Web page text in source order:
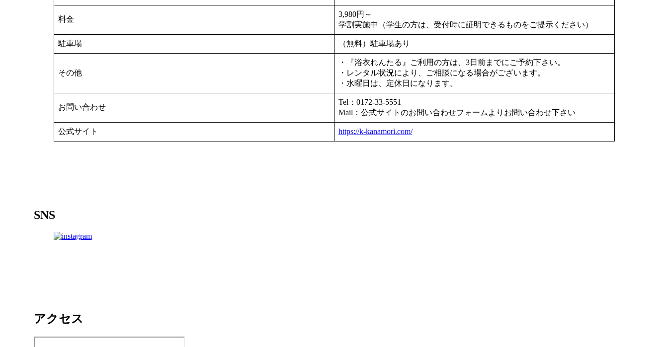
料金
3,980円～
学割実施中（学生の方は、受付時に証明できるものをご提示ください）
駐車場 （無料）駐車場あり
その他
・『浴衣れんたる』ご利用の方は、3日前までにご予約下さい。
・レンタル状況により、ご相談になる場合がございます。
・水曜日は、定休日になります。
お問い合わせ
Tel：0172-33-5551
Mail：公式サイトのお問い合わせフォームよりお問い合わせ下さい
公式サイト https://k-kanamori.com/
SNS
アクセス